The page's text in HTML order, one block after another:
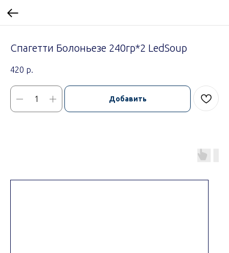
Спагетти Болоньезе 240гр*2 LedSoup
420 р.
Добавить